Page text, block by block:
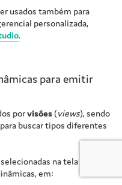
usados também para
personalizada,
.
para emitir
porvisões (views), sendo
buscar tipos diferentes
na tela de
em: